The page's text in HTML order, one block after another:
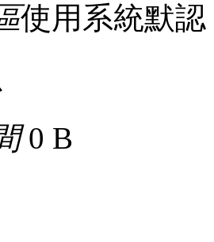
使用系統默認
0 B